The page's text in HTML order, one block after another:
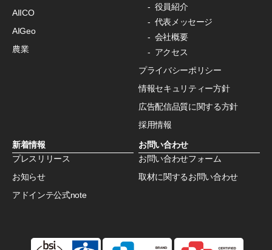
AIICO
AIGeo
農業
役員紹介
代表メッセージ
会社概要
アクセス
プライバシーポリシー
情報セキュリティー方針
広告配信品質に関する方針
採用情報
新着情報
プレスリリース
お知らせ
アドインテ公式note
お問い合わせ
お問い合わせフォーム
取材に関するお問い合わせ